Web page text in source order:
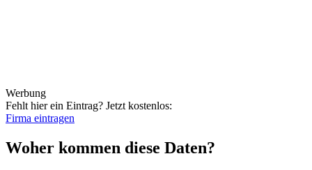
Werbung
Fehlt hier ein Eintrag? Jetzt kostenlos:
Firma eintragen
Woher kommen diese Daten?